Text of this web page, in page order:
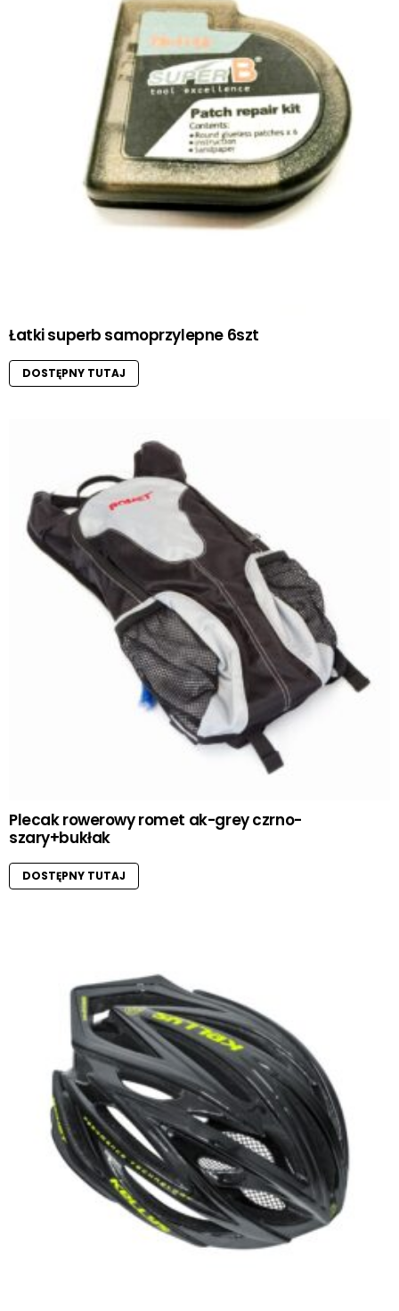
Łatki superb samoprzylepne 6szt
DOSTĘPNY TUTAJ
Plecak rowerowy romet ak-grey czrno-
szary+bukłak
DOSTĘPNY TUTAJ